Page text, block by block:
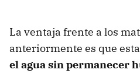
La ventaja frente a los
anteriormente es que
el agua sin permanecer